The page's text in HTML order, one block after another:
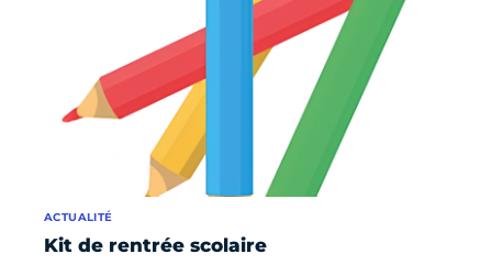
Kit de rentrée scolaire
ACTUALITÉ